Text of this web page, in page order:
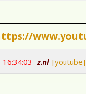
16:34:03 z.nl [youtube]